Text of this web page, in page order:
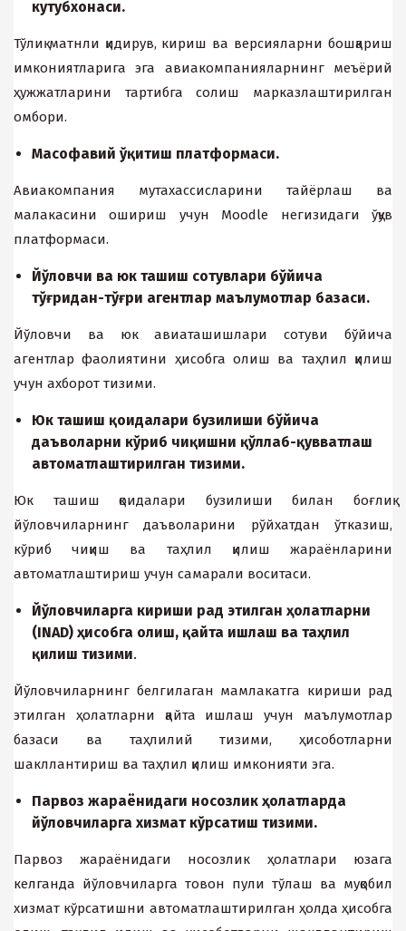
кутубхонаси.
Тўлиқ матнли қидирув, кириш ва версияларни бошқариш
имкониятларига эга авиакомпанияларнинг меъёрий
ҳужжатларини тартибга солиш марказлаштирилган
омбори.
Масофавий ўқитиш платформаси.
Авиакомпания мутахассисларини тайёрлаш ва
малакасини ошириш учун Moodle негизидаги ўқув
платформаси.
Йўловчи ва юк ташиш сотувлари бўйича
тўғридан-тўғри агентлар маълумотлар базаси.
Йўловчи ва юк авиаташишлари сотуви бўйича
агентлар фаолиятини ҳисобга олиш ва таҳлил қилиш
учун ахборот тизими.
Юк ташиш қоидалари бузилиши бўйича
даъволарни кўриб чиқишни қўллаб-қувватлаш
автоматлаштирилган тизими.
Юк ташиш қоидалари бузилиши
билан боғлиқ
йўловчиларнинг даъволарини рўйхатдан ўтказиш,
кўриб чиқиш ва таҳлил қилиш жараёнларини
автоматлаштириш учун самарали воситаси.
Йўловчиларга кириши рад этилган ҳолатларни
(INAD) ҳисобга олиш, қайта ишлаш ва таҳлил
қилиш тизими.
Йўловчиларнинг белгилаган мамлакатга кириши рад
этилган ҳолатларни қайта ишлаш учун маълумотлар
базаси ва таҳлилий тизими, ҳисоботларни
шакллантириш ва таҳлил қилиш имконияти эга.
Парвоз жараёнидаги носозлик ҳолатларда
йўловчиларга хизмат кўрсатиш тизими.
Парвоз жараёнидаги носозлик ҳолатлари юзага
келганда йўловчиларга товон пули тўлаш ва муқобил
хизмат кўрсатишни автоматлаштирилган ҳолда ҳисобга